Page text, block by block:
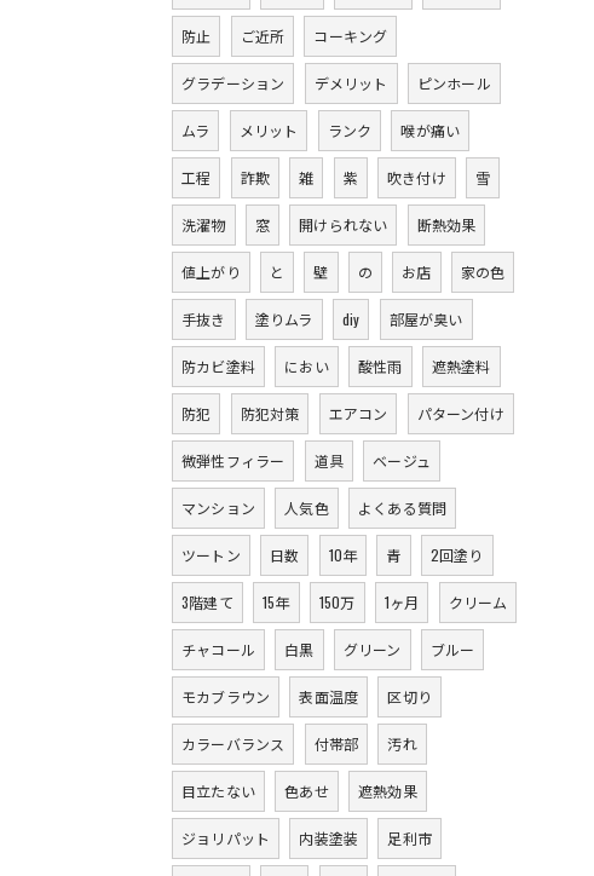
防止 ご近所 コーキング
グラデーション デメリット ピンホール
ムラ メリット ランク 喉が痛い
工程 詐欺 雑 紫 吹き付け 雪
洗濯物 窓 開けられない 断熱効果
値上がり と 壁 の お店 家の色
手抜き 塗りムラ diy 部屋が臭い
防カビ塗料 におい 酸性雨 遮熱塗料
防犯 防犯対策 エアコン パターン付け
微弾性フィラー 道具 ベージュ
マンション 人気色 よくある質問
ツートン 日数 10年 青 2回塗り
3階建て 15年 150万 1ヶ月 クリーム
チャコール 白黒 グリーン ブルー
モカブラウン 表面温度 区切り
カラーバランス 付帯部 汚れ
目立たない 色あせ 遮熱効果
ジョリパット 内装塗装 足利市